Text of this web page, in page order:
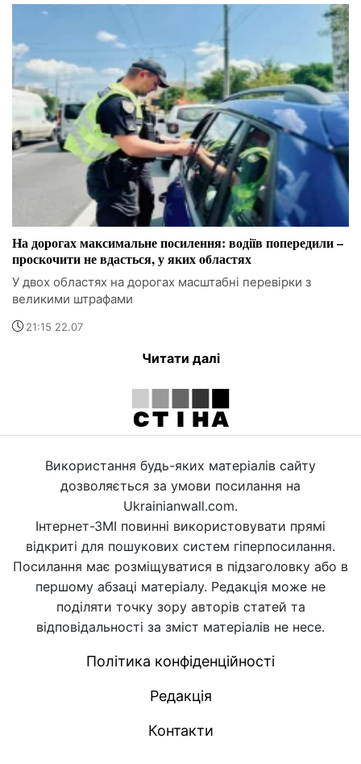
На дорогах максимальне посилення: водіїв попередили –
проскочити не вдасться, у яких областях
У двох областях на дорогах масштабні перевірки з
великими штрафами
21:15 22.07
Читати далі
Використання будь-яких матеріалів сайту
дозволяється за умови посилання на
Ukrainianwall.com.
Інтернет-ЗМІ повинні використовувати прямі
відкриті для пошукових систем гіперпосилання.
Посилання має розміщуватися в підзаголовку або в
першому абзаці матеріалу. Редакція може не
поділяти точку зору авторів статей та
відповідальності за зміст матеріалів не несе.
Політика конфіденційності
Редакція
Контакти